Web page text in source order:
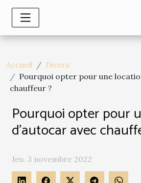
Accueil
Divers
Pourquoi opter pour une
chauffeur ?
Pourquoi opter pour
d’autocar avec
Jeu. 3 novembre 2022